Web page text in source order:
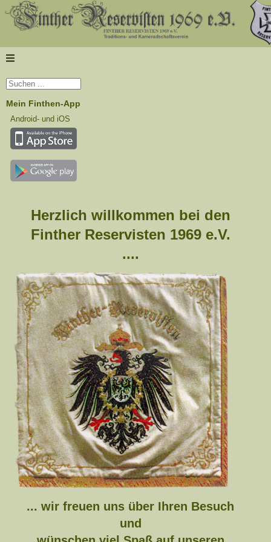
Mein Finthen-App
Android- und iOS
Herzlich willkommen bei den
Finther Reservisten 1969 e.V.
....
... wir freuen uns über Ihren Besuch
und